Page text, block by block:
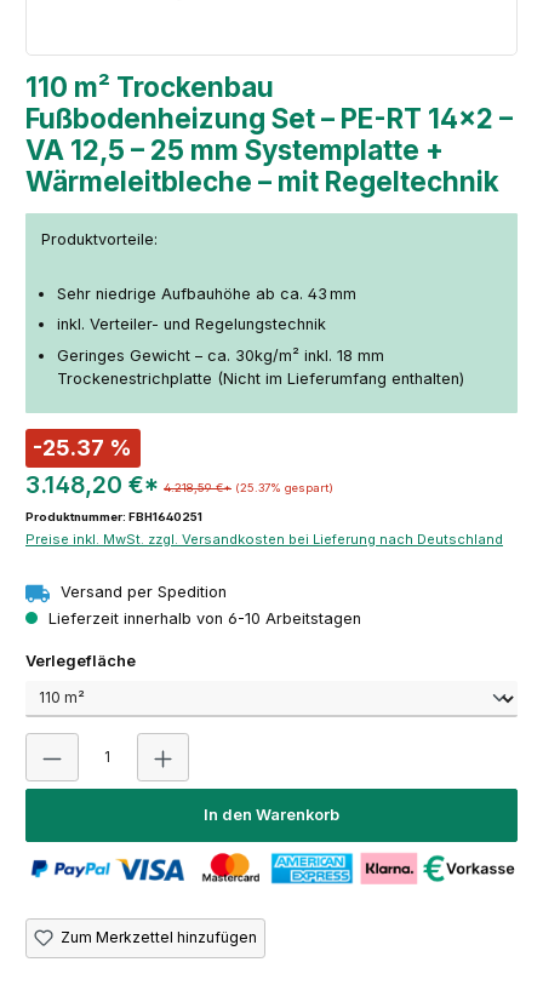
110 m² Trockenbau
Fußbodenheizung Set – PE-RT 14×2 –
VA 12,5 – 25 mm Systemplatte +
Wärmeleitbleche – mit Regeltechnik
Produktvorteile:
Sehr niedrige Aufbauhöhe ab ca. 43 mm
inkl. Verteiler- und Regelungstechnik
Geringes Gewicht – ca. 30kg/m² inkl. 18 mm
Trockenestrichplatte (Nicht im Lieferumfang enthalten)
-25.37 %
3.148,20 €* 4.218,59 €* (25.37% gespart)
Produktnummer: FBH1640251
Preise inkl. MwSt. zzgl. Versandkosten bei Lieferung nach Deutschland
Versand per Spedition
Lieferzeit innerhalb von 6-10 Arbeitstagen
Verlegeflächeauswählen
Produkt Anzahl: Gib den gewünschten Wert ein
In den Warenkorb
Zum Merkzettel hinzufügen